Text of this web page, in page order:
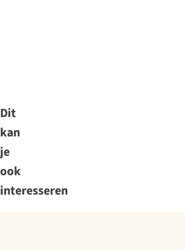
Dit
kan
je
ook
interesseren